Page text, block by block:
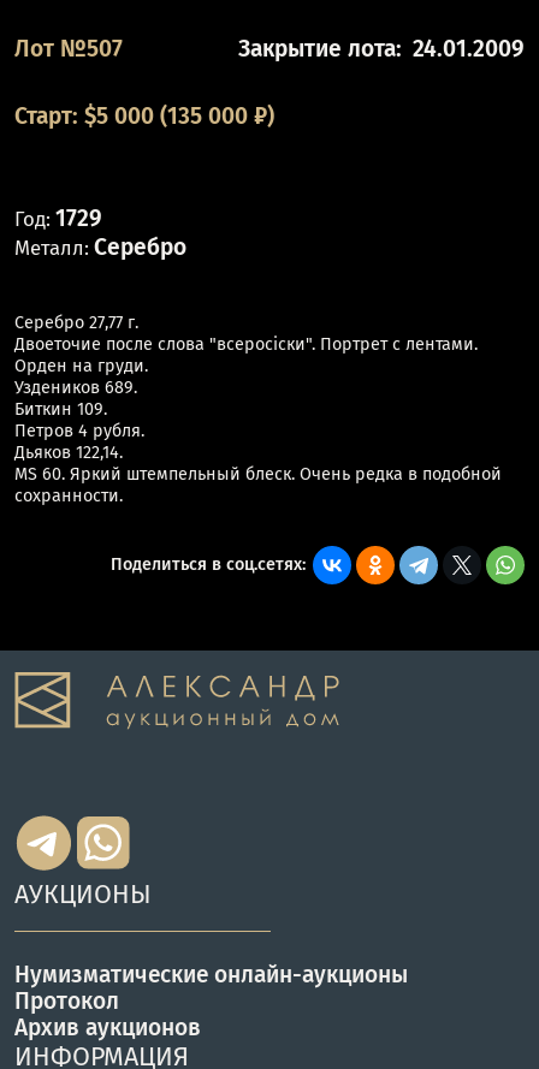
Лот №507 Закрытие лота: 24.01.2009
Старт: $5 000(135 000 ₽)
Год: 1729
Металл: Серебро
Серебро 27,77 г.
Двоеточие после слова "всеросiски". Портрет с лентами.
Орден на груди.
Уздеников 689.
Биткин 109.
Петров 4 рубля.
Дьяков 122,14.
MS 60. Яркий штемпельный блеск. Очень редка в подобной
сохранности.
Поделиться в соц.сетях:
АУКЦИОНЫ
Нумизматические онлайн-аукционы
Протокол
Архив аукционов
ИНФОРМАЦИЯ